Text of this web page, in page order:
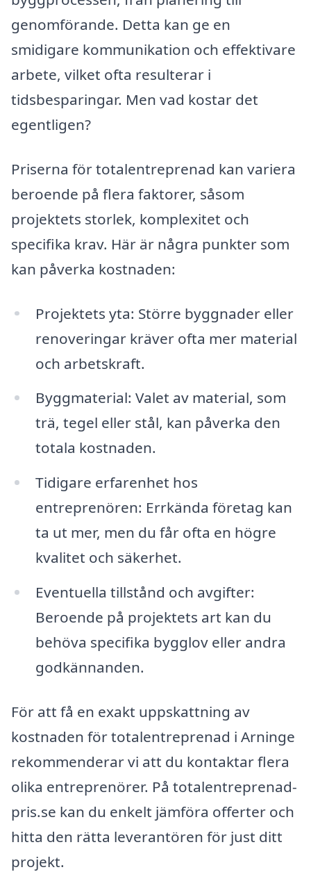
genomförande. Detta kan ge en
smidigare kommunikation och effektivare
arbete, vilket ofta resulterar i
tidsbesparingar. Men vad kostar det
egentligen?
Priserna för totalentreprenad kan variera
beroende på flera faktorer, såsom
projektets storlek, komplexitet och
specifika krav. Här är några punkter som
kan påverka kostnaden:
Projektets yta: Större byggnader eller
renoveringar kräver ofta mer material
och arbetskraft.
Byggmaterial: Valet av material, som
trä, tegel eller stål, kan påverka den
totala kostnaden.
Tidigare erfarenhet hos
entreprenören: Errkända företag kan
ta ut mer, men du får ofta en högre
kvalitet och säkerhet.
Eventuella tillstånd och avgifter:
Beroende på projektets art kan du
behöva specifika bygglov eller andra
godkännanden.
För att få en exakt uppskattning av
kostnaden för totalentreprenad i Arninge
rekommenderar vi att du kontaktar flera
olika entreprenörer. På totalentreprenad-
pris.se kan du enkelt jämföra offerter och
hitta den rätta leverantören för just ditt
projekt.